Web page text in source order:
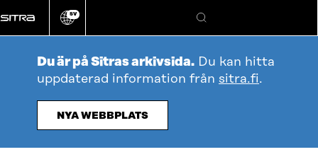
direkt
till
Ändra
språk
SV
Sök
Du är på Sitras arkivsida. Du kan hitta
uppdaterad information från sitra.fi.
NYA WEBBPLATS